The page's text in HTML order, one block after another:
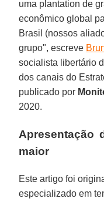
uma plantation de
econômico global
Brasil (nossos
grupo", escreve
socialista libertário
dos canais do
publicado por
2020.
Apresentação
maior
Este artigo foi
especializado em